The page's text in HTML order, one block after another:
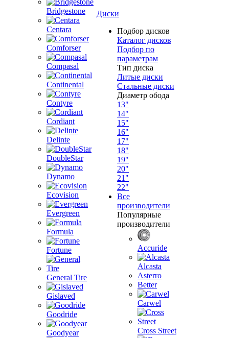
Bridgestone
Centara
Comforser
Compasal
Continental
Contyre
Cordiant
Delinte
DoubleStar
Dynamo
Ecovision
Evergreen
Formula
Fortune
General Tire
Gislaved
Goodride
Goodyear
Диски
Подбор дисков
Каталог дисков
Подбор по
параметрам
Тип диска
Литые диски
Стальные диски
Диаметр обода
13"
14"
15"
16"
17"
18"
19"
20"
21"
22"
Все
производители
Популярные
производители
Accuride
Alcasta
Asterro
Better
Carwel
Cross Street